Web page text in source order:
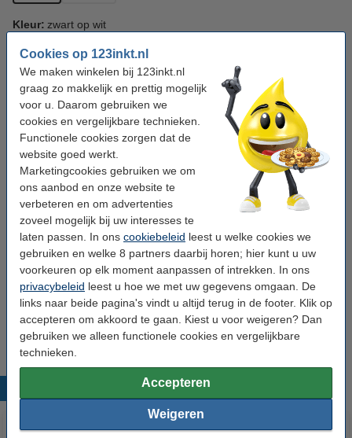
Cookies op 123inkt.nl
We maken winkelen bij 123inkt.nl
graag zo makkelijk en prettig mogelijk
voor u. Daarom gebruiken we
cookies en vergelijkbare technieken.
Functionele cookies zorgen dat de
website goed werkt.
Marketingcookies gebruiken we om
ons aanbod en onze website te
verbeteren en om advertenties
zoveel mogelijk bij uw interesses te
laten passen. In ons cookiebeleid leest u welke cookies we
gebruiken en welke 8 partners daarbij horen; hier kunt u uw
voorkeuren op elk moment aanpassen of intrekken. In ons
privacybeleid leest u hoe we met uw gegevens omgaan. De
links naar beide pagina's vindt u altijd terug in de footer. Klik op
accepteren om akkoord te gaan. Kiest u voor weigeren? Dan
gebruiken we alleen functionele cookies en vergelijkbare
technieken.
Accepteren
Weigeren
Kleur: zwart op wit
zwart op geel zwart op wit
Tapebreedte: 9 mm
6 mm 9 mm 12 mm 18 mm 21 mm
Bekijk de specificaties en omschrijving
Bespaar ruim30%op uw tape!
Direct leverbaar
Morgen in huis
Bestellen
Winstpakker!
Aanbieding: 5x 123inkt huismerk vervangt
Brother HSe-221E krimpkous tape zwart op wit
9 mm
Populaire producten